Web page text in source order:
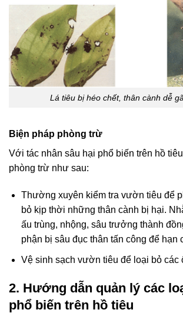
Lá tiêu bị héo chết, thân cành dễ
Biện pháp phòng trừ
Với tác nhân sâu hại phổ biến trên hồ
phòng trừ như sau:
Thường xuyên kiểm tra vườn tiêu để
bỏ kịp thời những thân cành bị hại.
ấu trùng, nhộng, sâu trưởng thành
phận bị sâu đục thân tấn công để hạn
Vệ sinh sạch vườn tiêu để loại bỏ các
2. Hướng dẫn quản lý các
phổ biến trên hồ tiêu